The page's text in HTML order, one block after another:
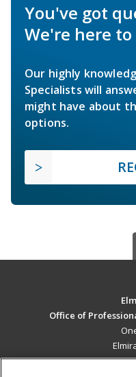
You've got
We're here
Our highly
Specialists will
might have about
options.
Office of